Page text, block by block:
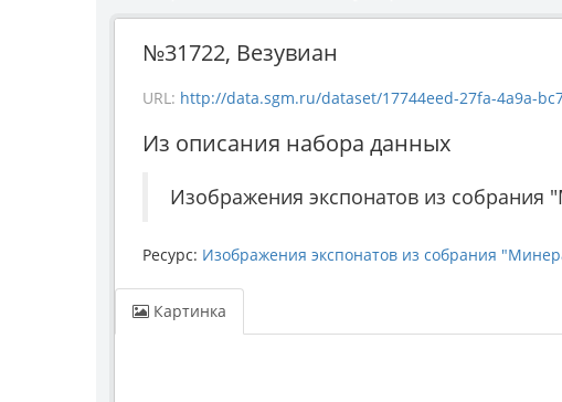
№31722, Везувиан
URL: http://data.sgm.ru/dataset/17744eed-27fa-4a9a-bc72-
Из описания набора данных
Изображения экспонатов из собрания
Ресурс: Изображения экспонатов из собрания
Картинка